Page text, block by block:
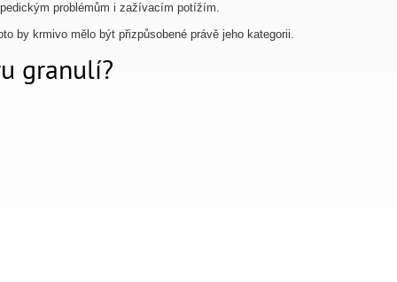
problémům i zažívacím potížím.
by krmivo mělo být přizpůsobené právě jeho kategorii.
granulí?